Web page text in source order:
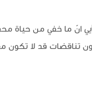
انّ ما خفي من حياة
تناقضات قد لا تكون